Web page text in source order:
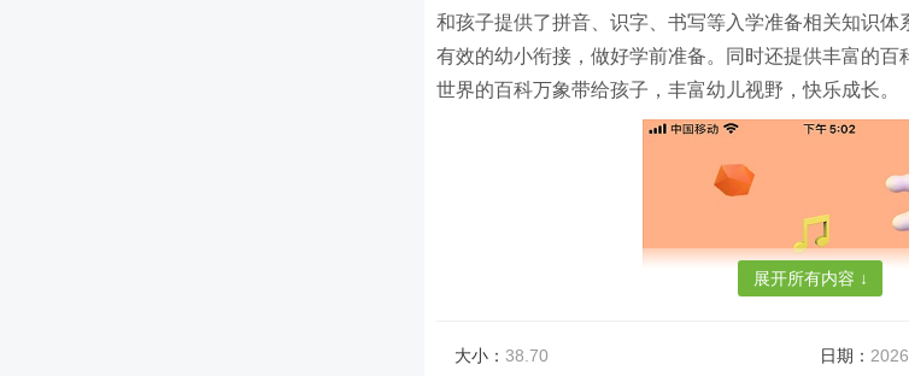
和孩子提供了拼音、识字、书写等入学准备相关知识体
有效的幼小衔接，做好学前准备。同时还提供丰富的百
世界的百科万象带给孩子，丰富幼儿视野，快乐成长。
展开所有内容 ↓
大小： 38.70 日期：